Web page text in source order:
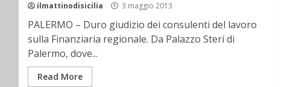
ilmattinodisicilia 3 maggio 2013
PALERMO – Duro giudizio dei consulenti del lavoro
sulla Finanziaria regionale. Da Palazzo Steri di
Palermo, dove...
Read More